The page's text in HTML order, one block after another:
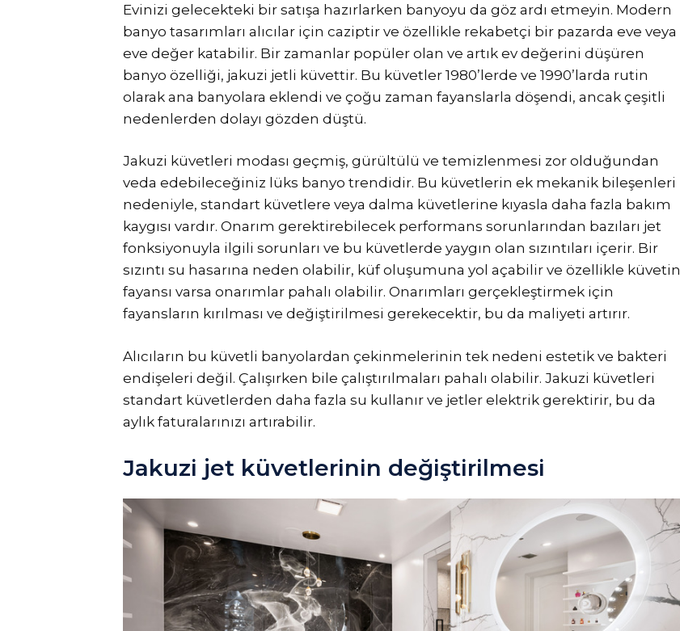
Evinizi gelecekteki bir satışa hazırlarken banyoyu da göz ardı etmeyin. Modern
banyo tasarımları alıcılar için caziptir ve özellikle rekabetçi bir pazarda eve veya
eve değer katabilir. Bir zamanlar popüler olan ve artık ev değerini düşüren
banyo özelliği, jakuzi jetli küvettir. Bu küvetler 1980’lerde ve 1990’larda rutin
olarak ana banyolara eklendi ve çoğu zaman fayanslarla döşendi, ancak çeşitli
nedenlerden dolayı gözden düştü.
Jakuzi küvetleri modası geçmiş, gürültülü ve temizlenmesi zor olduğundan
veda edebileceğiniz lüks banyo trendidir. Bu küvetlerin ek mekanik bileşenleri
nedeniyle, standart küvetlere veya dalma küvetlerine kıyasla daha fazla bakım
kaygısı vardır. Onarım gerektirebilecek performans sorunlarından bazıları jet
fonksiyonuyla ilgili sorunları ve bu küvetlerde yaygın olan sızıntıları içerir. Bir
sızıntı su hasarına neden olabilir, küf oluşumuna yol açabilir ve özellikle küvetin
fayansı varsa onarımlar pahalı olabilir. Onarımları gerçekleştirmek için
fayansların kırılması ve değiştirilmesi gerekecektir, bu da maliyeti artırır.
Alıcıların bu küvetli banyolardan çekinmelerinin tek nedeni estetik ve bakteri
endişeleri değil. Çalışırken bile çalıştırılmaları pahalı olabilir. Jakuzi küvetleri
standart küvetlerden daha fazla su kullanır ve jetler elektrik gerektirir, bu da
aylık faturalarınızı artırabilir.
Jakuzi jet küvetlerinin değiştirilmesi